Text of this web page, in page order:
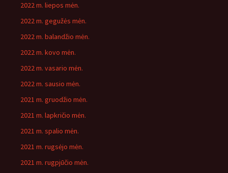
2022 m. liepos mėn.
2022 m. gegužės mėn.
2022 m. balandžio mėn.
2022 m. kovo mėn.
2022 m. vasario mėn.
2022 m. sausio mėn.
2021 m. gruodžio mėn.
2021 m. lapkričio mėn.
2021 m. spalio mėn.
2021 m. rugsėjo mėn.
2021 m. rugpjūčio mėn.